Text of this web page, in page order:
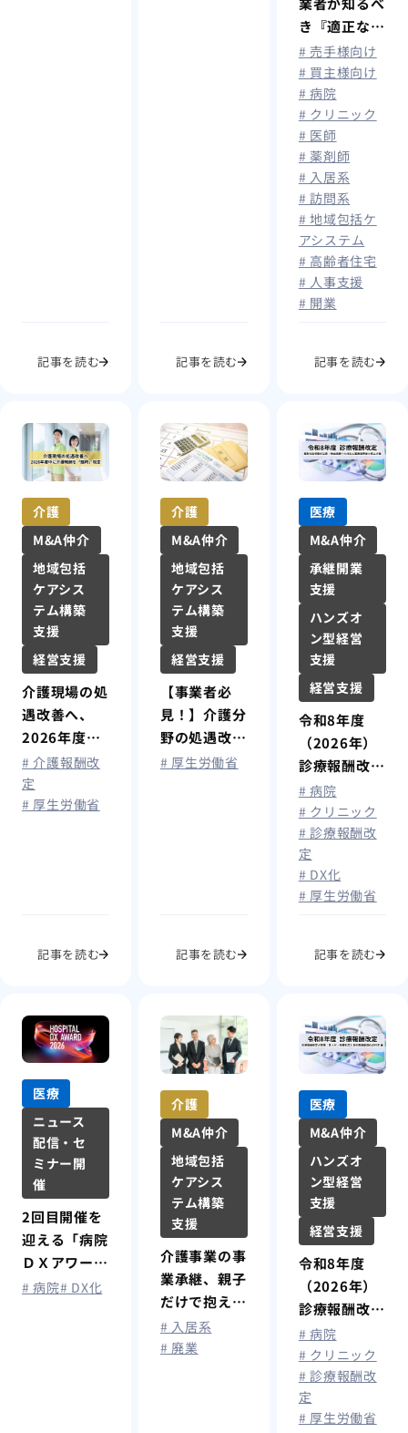
記事を読む 記事を読む
き『適正な有
料職業紹介事
業者認定』と
は？
# 売手様向け
# 買主様向け
# 病院
# クリニック
# 医師
# 薬剤師
# 入居系
# 訪問系
# 地域包括ケ
アシステム
# 高齢者住宅
# 人事支援
# 開業
記事を読む
介護
M&A仲介
地域包括
ケアシス
テム構築
支援
経営支援
介護現場の処
遇改善へ、
2026年度中
異例の介護報
酬「臨時」改
定
# 介護報酬改
定
# 厚生労働省
記事を読む
介護
M&A仲介
地域包括
ケアシス
テム構築
支援
経営支援
【事業者必
見！】介護分
野の処遇改
善・補助まと
# 厚生労働省
記事を読む
医療
M&A仲介
承継開業
支援
ハンズオ
ン型経営
支援
経営支援
令和8年度
（2026年）
診療報酬改
定：個別改定
項目が公表！
物価高騰への
対応と医療従
事者の賃上げ
編
# 病院
# クリニック
# 診療報酬改
定
# DX化
# 厚生労働省
記事を読む
医療
ニュース
配信・セ
ミナー開
催
2回目開催を
迎える「病院
ＤＸアワード
2026」～医
# 病院# DX化
介護
M&A仲介
地域包括
ケアシス
テム構築
支援
介護事業の事
業承継、親子
だけで抱え込
まない ― 後
悔しない承継
# 入居系
# 廃業
医療
M&A仲介
ハンズオ
ン型経営
支援
経営支援
令和8年度
（2026年）
診療報酬改定
が答申：賃上
げ・物価対応
と急性期機能
強化の行方
編
# 病院
# クリニック
# 診療報酬改
定
# 厚生労働省